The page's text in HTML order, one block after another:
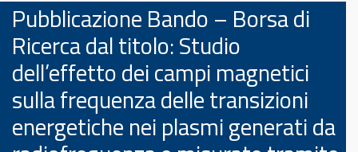
Pubblicazione Bando – Borsa di
Ricerca dal titolo: Studio
dell’effetto dei campi magnetici
sulla frequenza delle transizioni
energetiche nei plasmi generati da